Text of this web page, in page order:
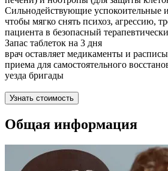
Сильнодействующие успокоительные
чтобы мягко снять психоз, агрессию,
пациента в безопасный
Запас таблеток на 3 дня
врач оставляет медикаменты и
приема для самостоятельного
уезда бригады
Узнать стоимость
Общая информация